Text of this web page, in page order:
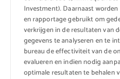
Investment). Daarnaast
en rapportage gebruikt om
verkrijgen in de resultaten van
gegevens te analyseren en te
bureau de effectiviteit van de
evalueren en indien nodig
optimale resultaten te behalen